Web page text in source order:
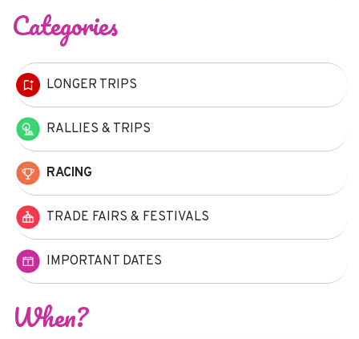
Categories
LONGER TRIPS
RALLIES & TRIPS
RACING
TRADE FAIRS & FESTIVALS
IMPORTANT DATES
When?